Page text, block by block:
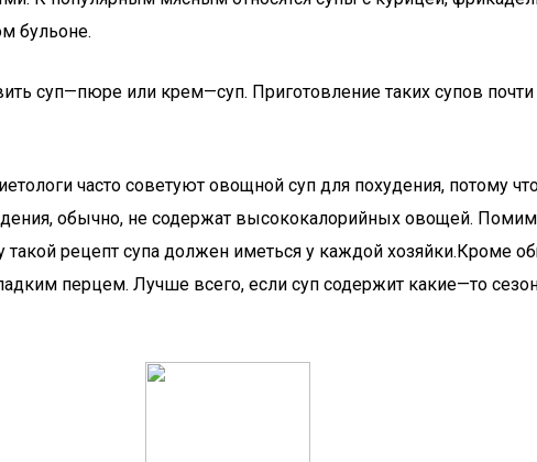
бульоне.
суп—пюре или крем—суп. Приготовление таких супов
часто советуют овощной суп для похудения, потому
обычно, не содержат высококалорийных овощей.
такой рецепт супа должен иметься у каждой
перцем. Лучше всего, если суп содержит какие—то